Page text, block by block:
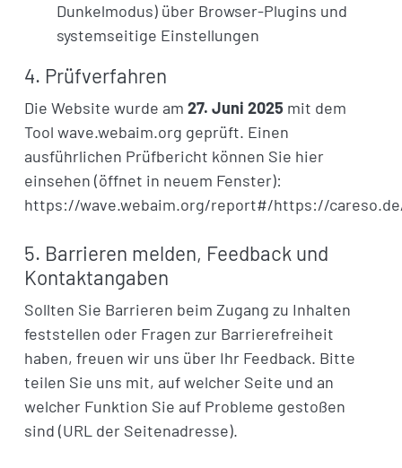
Dunkelmodus) über Browser-Plugins und
systemseitige Einstellungen
4. Prüfverfahren
Die Website wurde am 27. Juni 2025 mit dem
Tool wave.webaim.org geprüft. Einen
ausführlichen Prüfbericht können Sie hier
einsehen (öffnet in neuem Fenster):
https://wave.webaim.org/report#/https://
5. Barrieren melden, Feedback und
Kontaktangaben
Sollten Sie Barrieren beim Zugang zu Inhalten
feststellen oder Fragen zur Barrierefreiheit
haben, freuen wir uns über Ihr Feedback. Bitte
teilen Sie uns mit, auf welcher Seite und an
welcher Funktion Sie auf Probleme gestoßen
sind (URL der Seitenadresse).